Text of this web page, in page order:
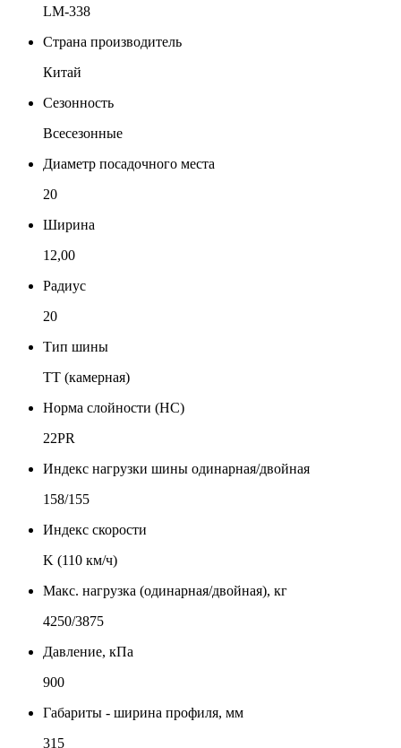
LM-338
Страна производитель
Китай
Сезонность
Всесезонные
Диаметр посадочного места
20
Ширина
12,00
Радиус
20
Тип шины
TT (камерная)
Норма слойности (НС)
22PR
Индекс нагрузки шины одинарная/двойная
158/155
Индекс скорости
K (110 км/ч)
Макс. нагрузка (одинарная/двойная), кг
4250/3875
Давление, кПа
900
Габариты - ширина профиля, мм
315